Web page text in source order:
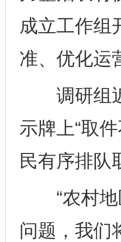
成立工作组
准、优化运
调研组近
示牌上“取
民有序排队
“农村地
问题，我们